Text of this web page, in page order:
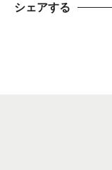
シェアする